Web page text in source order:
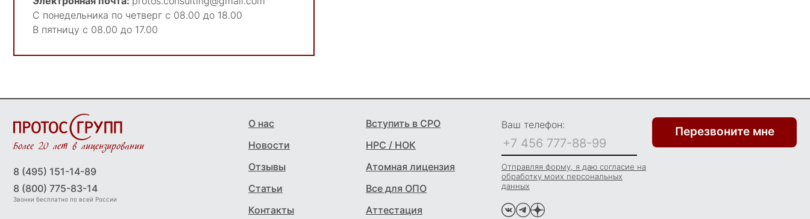
С понедельника по четверг с 08.00 до 18.00
В пятницу с 08.00 до 17.00
Более 20 лет в лицензировании
8 (495) 151-14-89
8 (800) 775-83-14
Звонки бесплатно по всей России
О нас
Новости
Отзывы
Статьи
Контакты
Вступить в СРО
НРС / НОК
Атомная лицензия
Все для ОПО
Аттестация
Ваш телефон:
Отправляя форму, я даю согласие на
обработку моих персональных
данных
Перезвоните мне